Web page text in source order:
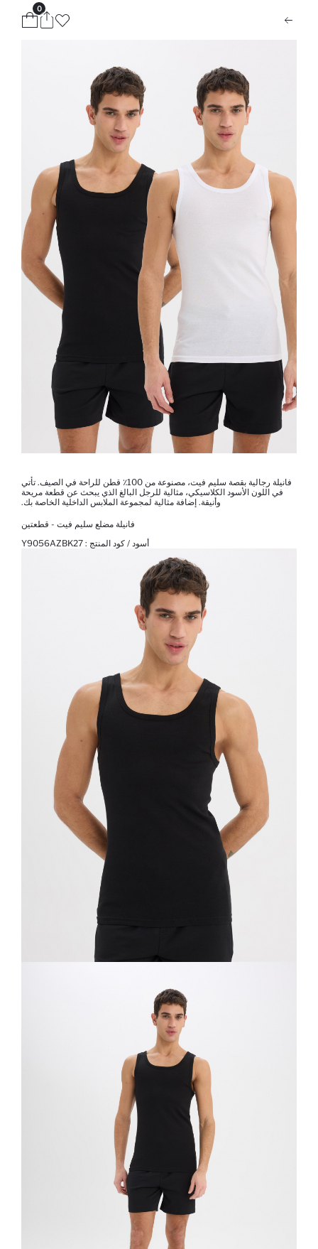
0
فانيلة رجالية بقصة سليم فيت، مصنوعة من 100٪ قطن للراحة في الصيف. تأتي
في اللون الأسود الكلاسيكي، مثالية للرجل البالغ الذي يبحث عن قطعة مريحة
وأنيقة. إضافة مثالية لمجموعة الملابس الداخلية الخاصة بك.
فانيلة مضلع سليم فيت - قطعتين
أسود / كود المنتج : Y9056AZBK27